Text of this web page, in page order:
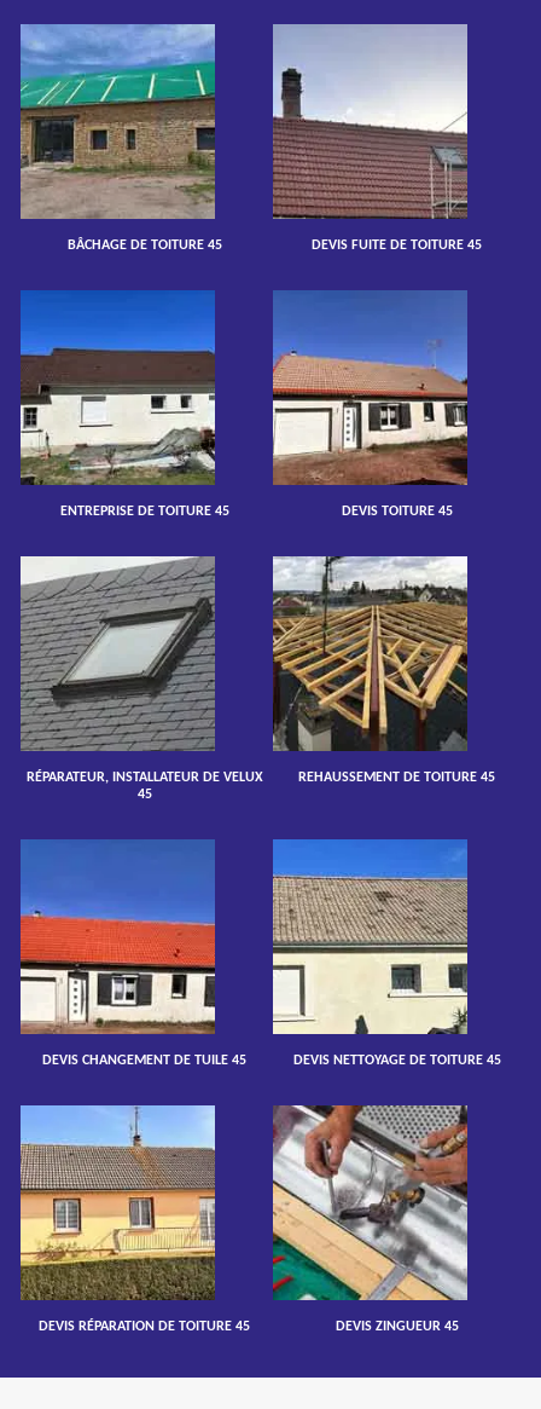
BÂCHAGE DE TOITURE 45 DEVIS FUITE DE TOITURE 45
ENTREPRISE DE TOITURE 45 DEVIS TOITURE 45
RÉPARATEUR, INSTALLATEUR DE VELUX
45
REHAUSSEMENT DE TOITURE 45
DEVIS CHANGEMENT DE TUILE 45 DEVIS NETTOYAGE DE TOITURE 45
DEVIS RÉPARATION DE TOITURE 45 DEVIS ZINGUEUR 45